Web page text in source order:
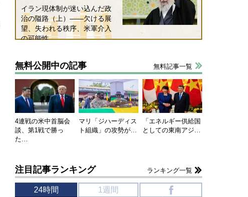
イラン現体制が迷い込んだ政
治の隘路（上）――欠ける展
望、失われる秩序、米軍介入
の可能性
無料公開中の記事 無料記事一覧
4連戦の米中首脳会
談、第1戦で勝っ
た…
マリ「ジハーディス
ト組織」の攻勢が…
「エネルギー供給国
としての東南アジ…
注目記事ランキング ランキング一覧
24時間 1週間